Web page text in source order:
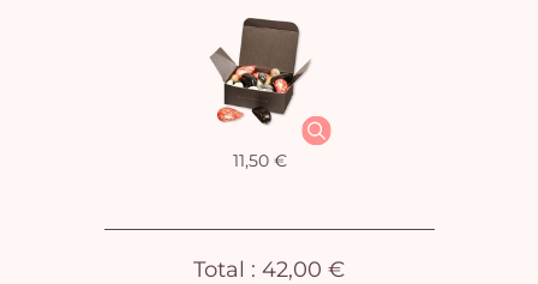
11,50 €
Total : 42,00 €